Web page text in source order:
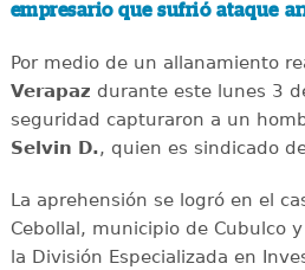
empresario que sufrió ataque
Por medio de un allanamiento
Verapaz durante este lunes 3
seguridad capturaron a un
Selvin D., quien es sindicado
La aprehensión se logró en el
Cebollal, municipio de Cubulco
la División Especializada en